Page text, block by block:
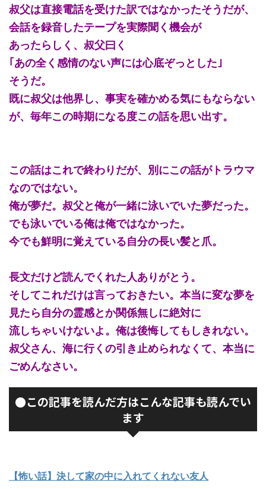
叔父は直接電話を受けた訳ではなかったそうだが、
会話を録音したテープを実際聞く機会が
あったらしく、叔父曰く
｢あの全く感情のない声には心底ぞっとした｣
そうだ。
既に叔父は他界し、事実を確かめる気にもならない
が、毎年この時期になる度この話を思い出す。
この話はこれで終わりだが、別にこの話がトラウマ
なのではない。
俺が夢だ。叔父と俺が一緒に泳いでいた夢だった。
でも泳いでいる俺は俺ではなかった。
今でも鮮明に覚えている自分の長い髪と爪。
長文だけど読んでくれた人ありがとう。
そしてこれだけは言っておきたい。本当に変な夢を
見たら自分の霊感とか関係無しに絶対に
流しちゃいけないよ。俺は後悔してもしきれない。
叔父さん、海に行くの引き止められなくて、本当に
ごめんなさい。
●この記事を読んだ方はこんな記事も読んでい
ます
【怖い話】決して家の中に入れてくれない友人